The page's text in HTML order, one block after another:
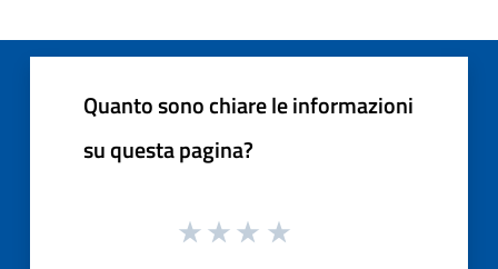
Quanto sono chiare le informazioni
su questa pagina?